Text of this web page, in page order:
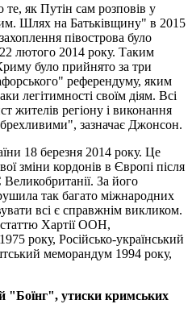
як Путін сам розповів у
Шлях на Батьківщину" в 2015
півострова було
лютого 2014 року. Таким
було прийнято за три
референдуму, яким
легітимності своїм діям. Всі
жителів регіону і виконання
зазначає Джонсон.
18 березня 2014 року. Це
зміни кордонів в Європі після
За його
так багато міжнародних
всі є справжнім викликом.
Хартії ООН,
року, Російсько-український
меморандум 1994 року,
"Боїнг", утиски кримських